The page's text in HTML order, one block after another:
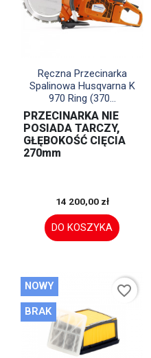
Szybki podgląd
Ręczna Przecinarka
Spalinowa Husqvarna K
970 Ring (370...
PRZECINARKA NIE
POSIADA TARCZY,
GŁĘBOKOŚĆ CIĘCIA
270mm
14 200,00 zł
DO KOSZYKA
NOWY
BRAK
favorite_border